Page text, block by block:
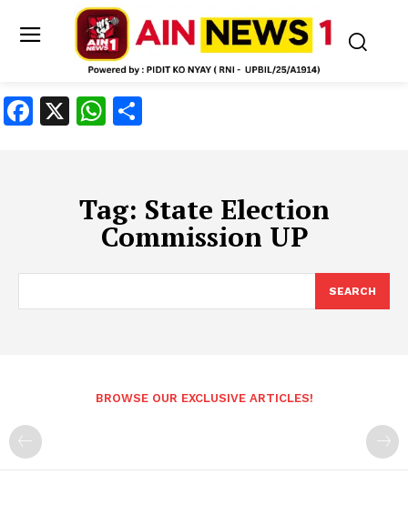
Facebook
X WhatsApp
Tag: State Election
Commission UP
SEARCH
BROWSE OUR EXCLUSIVE ARTICLES!